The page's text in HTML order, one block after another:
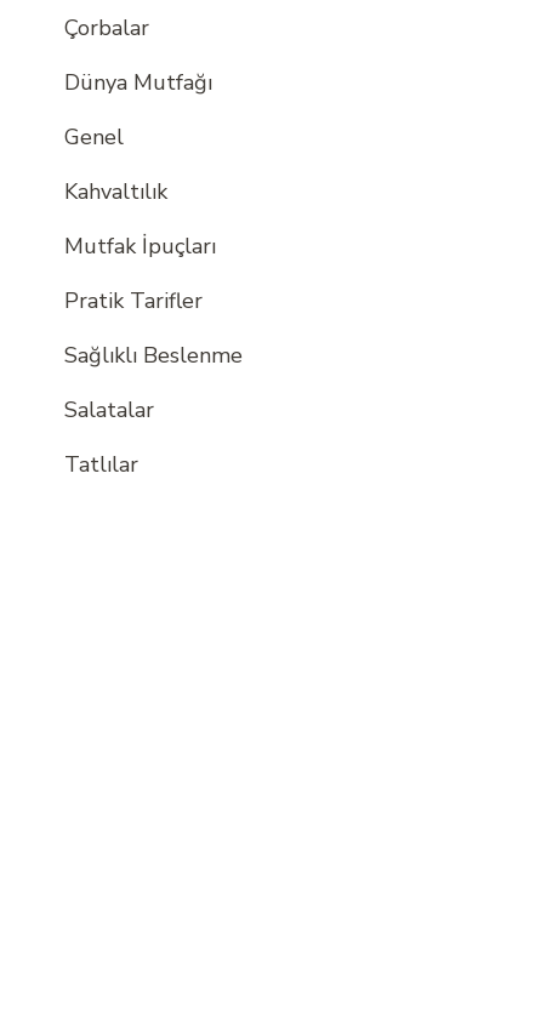
Çorbalar
Dünya Mutfağı
Genel
Kahvaltılık
Mutfak İpuçları
Pratik Tarifler
Sağlıklı Beslenme
Salatalar
Tatlılar